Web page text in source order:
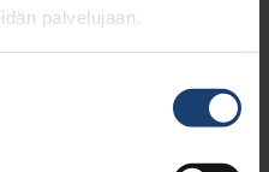
palvelujaan.